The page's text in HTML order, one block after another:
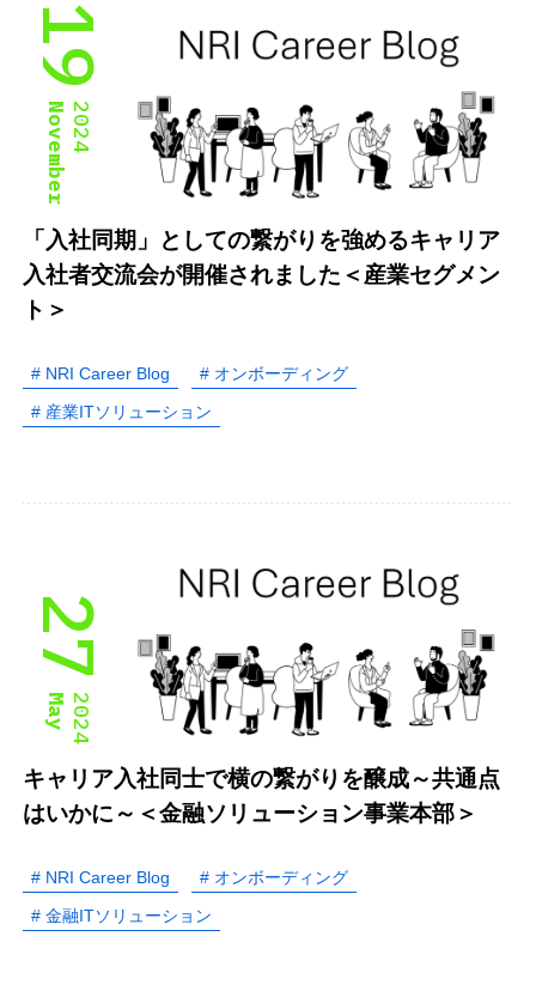
19
2024
November
「入社同期」としての繋がりを強めるキャリア
入社者交流会が開催されました＜産業セグメン
ト＞
# NRI Career Blog # オンボーディング
# 産業ITソリューション
27
2024
May
キャリア入社同士で横の繋がりを醸成～共通点
はいかに～＜金融ソリューション事業本部＞
# NRI Career Blog # オンボーディング
# 金融ITソリューション